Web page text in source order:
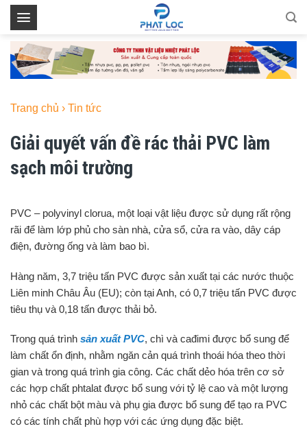
Skip
Trang chủ › Tin tức
Giải quyết vấn đề rác thải PVC làm
sạch môi trường
PVC – polyvinyl clorua, một loại vật liệu được sử dụng rất rộng
rãi để làm lớp phủ cho sàn nhà, cửa sổ, cửa ra vào, dây cáp
điện, đường ống và làm bao bì.
Hàng năm, 3,7 triệu tấn PVC được sản xuất tại các nước thuộc
Liên minh Châu Âu (EU); còn tại Anh, có 0,7 triệu tấn PVC được
tiêu thụ và 0,18 tấn được thải bỏ.
Trong quá trình sản xuất PVC, chì và cađimi được bổ sung để
làm chất ổn định, nhằm ngăn cản quá trình thoái hóa theo thời
gian và trong quá trình gia công. Các chất dẻo hóa trên cơ sở
các hợp chất phtalat được bổ sung với tỷ lệ cao và một lượng
nhỏ các chất bột màu và phụ gia được bổ sung để tạo ra PVC
có các tính chất phù hợp với các ứng dụng đặc biệt.